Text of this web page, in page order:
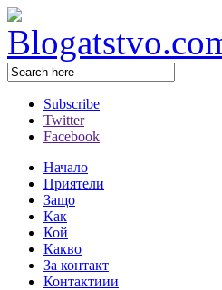
Subscribe
Twitter
Facebook
Начало
Приятели
Защо
Как
Кой
Какво
За контакт
Контактиии